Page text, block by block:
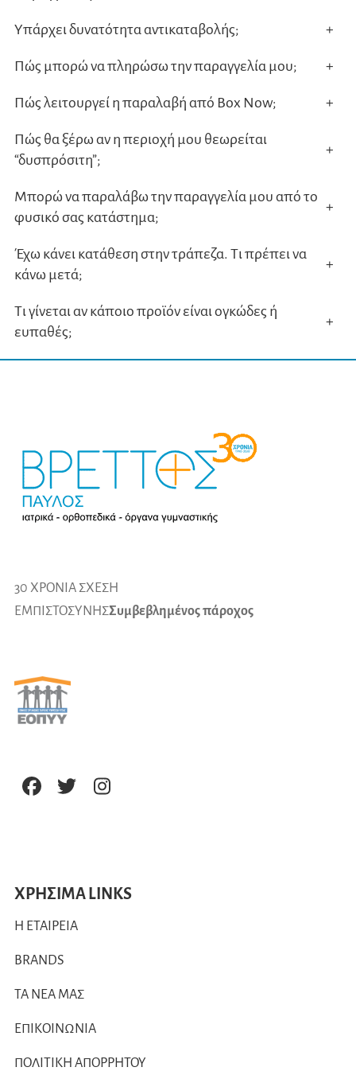
Υπάρχει δυνατότητα αντικαταβολής; +
Πώς μπορώ να πληρώσω την παραγγελία μου; +
Πώς λειτουργεί η παραλαβή από Box Now; +
Πώς θα ξέρω αν η περιοχή μου θεωρείται
“δυσπρόσιτη”;
+
Μπορώ να παραλάβω την παραγγελία μου από το
φυσικό σας κατάστημα;
+
Έχω κάνει κατάθεση στην τράπεζα. Τι πρέπει να
κάνω μετά;
+
Τι γίνεται αν κάποιο προϊόν είναι ογκώδες ή
ευπαθές;
+
30 ΧΡΟΝΙΑ ΣΧΕΣΗ
ΕΜΠΙΣΤΟΣΥΝΗΣΣυμβεβλημένος πάροχος
ΧΡΗΣΙΜΑ LINKS
Η ΕΤΑΙΡΕΙΑ
BRANDS
ΤΑ ΝΕΑ ΜΑΣ
ΕΠΙΚΟΙΝΩΝΙΑ
ΠΟΛΙΤΙΚΗ ΑΠΟΡΡΗΤΟΥ